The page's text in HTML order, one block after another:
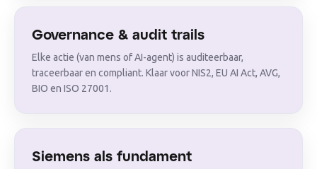
Governance & audit trails
Elke actie (van mens of AI-agent) is auditeerbaar,
traceerbaar en compliant. Klaar voor NIS2, EU AI Act, AVG,
BIO en ISO 27001.
Siemens als fundament